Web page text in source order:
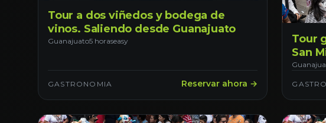
Tour a dos viñedos y bodega de
vinos. Saliendo desde Guanajuato
Guanajuato5 horaseasy
GASTRONOMIA Reservar ahora →
Tour
San